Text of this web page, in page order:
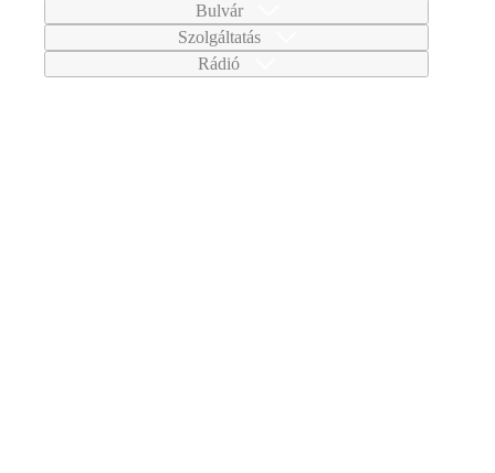
Bulvár
Szolgáltatás
Rádió